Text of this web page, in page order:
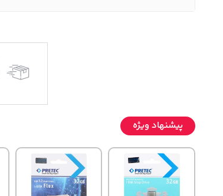
پیشنهاد ویژه